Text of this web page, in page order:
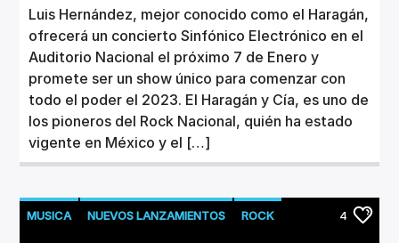
Luis Hernández, mejor conocido como el Haragán,
ofrecerá un concierto Sinfónico Electrónico en el
Auditorio Nacional el próximo 7 de Enero y
promete ser un show único para comenzar con
todo el poder el 2023. El Haragán y Cía, es uno de
los pioneros del Rock Nacional, quién ha estado
vigente en México y el […]
MUSICA NUEVOS LANZAMIENTOS ROCK 4